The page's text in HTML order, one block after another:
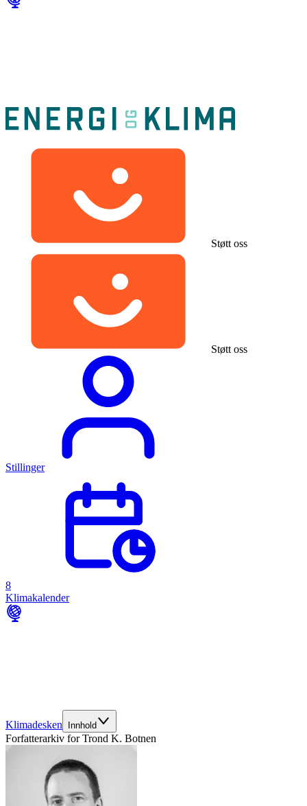
Støtt oss
Støtt oss
Stillinger
8
Klimakalender
Klimadesken Innhold
Forfatterarkiv forTrond K. Botnen